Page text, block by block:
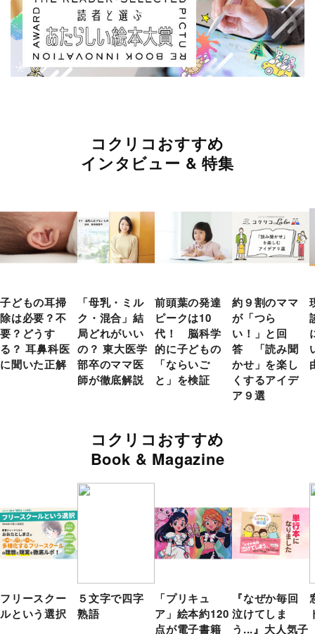
コクリコおすすめ
インタビュー & 特集
子どもの耳掃
除は必要？不
要？どうす
る？ 耳鼻科医
に聞いた正解
「母乳・ミル
ク・混合」結
局どれがいい
の？ 東大医学
部卒のママ医
師が徹底解説
前頭葉の発達
ピークは10
代！ 脳科学
的に子どもの
「ならいご
と」を検証
約９割のママ
が「つら
い！」と回
答 「読み聞
かせ」を楽し
くするアイデ
ア９選
コクリコおすすめ
Book & Magazine
フリースクー
ルという選択
５文字で四字
熟語
「プリキュ
ア」絵本約120
点が電子書籍
『なぜか毎回
泣けてしま
う...』大人気子